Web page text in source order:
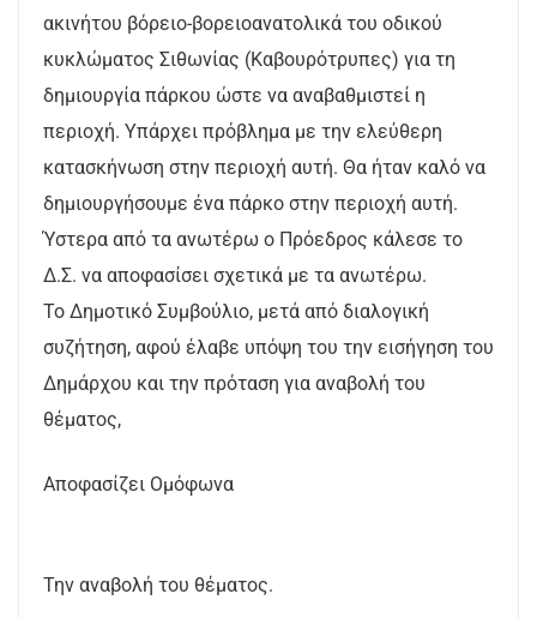
ακινήτου βόρειο-βορειοανατολικά του οδικού
κυκλώματος Σιθωνίας (Καβουρότρυπες) για τη
δημιουργία πάρκου ώστε να αναβαθμιστεί η
περιοχή. Υπάρχει πρόβλημα με την ελεύθερη
κατασκήνωση στην περιοχή αυτή. Θα ήταν καλό να
δημιουργήσουμε ένα πάρκο στην περιοχή αυτή.
Ύστερα από τα ανωτέρω ο Πρόεδρος κάλεσε το
Δ.Σ. να αποφασίσει σχετικά με τα ανωτέρω.
Το Δημοτικό Συμβούλιο, μετά από διαλογική
συζήτηση, αφού έλαβε υπόψη του την εισήγηση του
Δημάρχου και την πρόταση για αναβολή του
θέματος,
Αποφασίζει Ομόφωνα
Την αναβολή του θέματος.